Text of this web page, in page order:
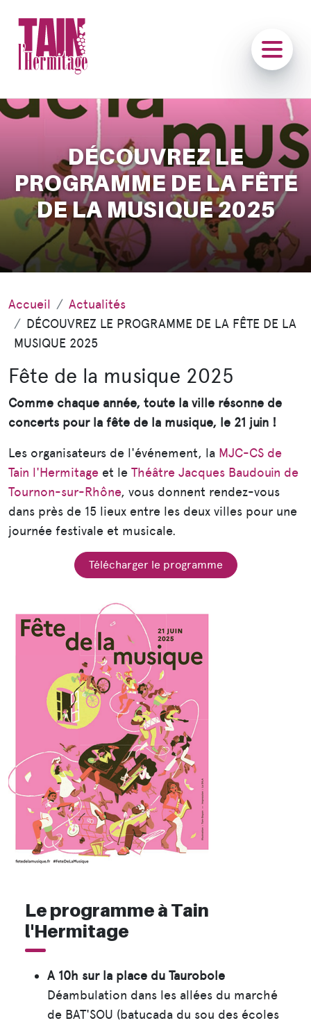
DÉCOUVREZ LE
PROGRAMME DE LA FÊTE
DE LA MUSIQUE 2025
Accueil
Actualités
DÉCOUVREZ LE PROGRAMME DE LA FÊTE DE LA
MUSIQUE 2025
Fête de la musique 2025
Comme chaque année, toute la ville résonne de
concerts pour la fête de la musique, le 21 juin !
Les organisateurs de l'événement, la MJC-CS de
Tain l'Hermitage et le Théâtre Jacques Baudouin de
Tournon-sur-Rhône, vous donnent rendez-vous
dans près de 15 lieux entre les deux villes pour une
journée festivale et musicale.
Télécharger le programme
Le programme à Tain
l'Hermitage
A 10h sur la place du Taurobole
Déambulation dans les allées du marché
de BAT'SOU (batucada du sou des écoles